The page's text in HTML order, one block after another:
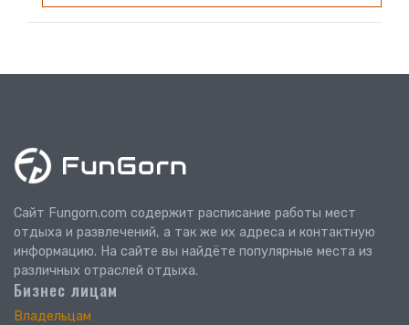
Сайт Fungorn.com содержит расписание работы мест
отдыха и развлечений, а так же их адреса и контактную
информацию. На сайте вы найдёте популярные места из
различных отраслей отдыха.
Бизнес лицам
Владельцам